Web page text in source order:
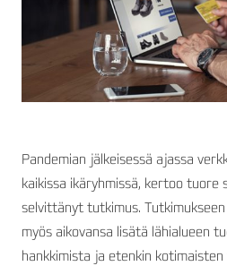
Pandemian jälkeisessä ajassa
kaikissa ikäryhmissä, kertoo tuore
selvittänyt tutkimus.
myös aikovansa lisätä lähialueen
hankkimista ja etenkin